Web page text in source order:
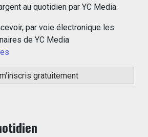
au quotidien par YC Media.
par voie électronique les
de YC Media